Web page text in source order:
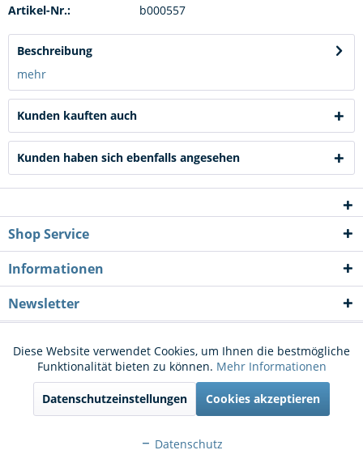
Artikel-Nr.: b000557
Beschreibung
mehr
Kunden kauften auch
Kunden haben sich ebenfalls angesehen
Shop Service
Informationen
Newsletter
* Alle Preise inkl. gesetzl. Mehrwertsteuer zzgl.Versandkostenund ggf.
Nachnahmegebühren, wenn nicht anders beschrieben
Cookie-Einstellungen
Kontakt
Funktionale Aktiv
Marketing Aktiv
Diese Website verwendet Cookies, um Ihnen die bestmögliche
Funktionalität bieten zu können. Mehr Informationen
Datenschutzeinstellungen Cookies akzeptieren
Datenschutz